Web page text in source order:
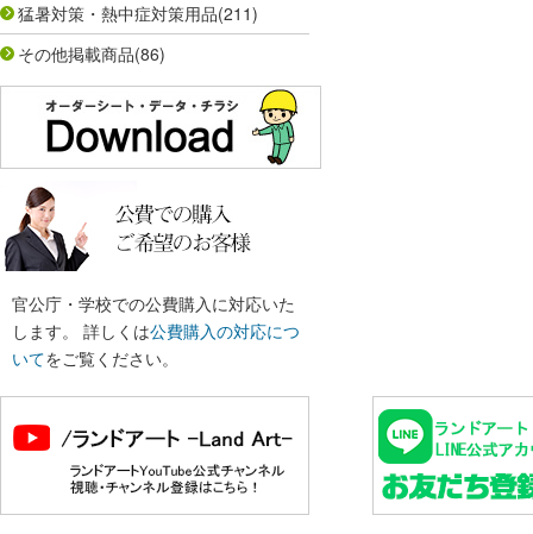
猛暑対策・熱中症対策用品(211)
その他掲載商品(86)
官公庁・学校での公費購入に対応いた
します。 詳しくは公費購入の対応につ
いてをご覧ください。